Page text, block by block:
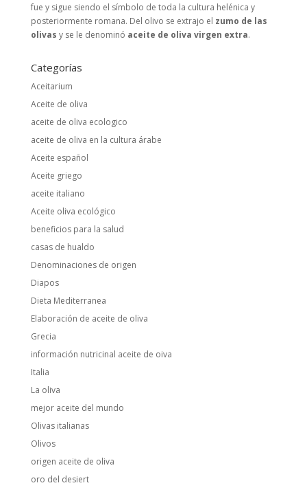
fue y sigue siendo el símbolo de toda la cultura helénica y
posteriormente romana. Del olivo se extrajo el zumo de las
olivas y se le denominó aceite de oliva virgen extra.
Categorías
Aceitarium
Aceite de oliva
aceite de oliva ecologico
aceite de oliva en la cultura árabe
Aceite español
Aceite griego
aceite italiano
Aceite oliva ecológico
beneficios para la salud
casas de hualdo
Denominaciones de origen
Diapos
Dieta Mediterranea
Elaboración de aceite de oliva
Grecia
información nutricinal aceite de oiva
Italia
La oliva
mejor aceite del mundo
Olivas italianas
Olivos
origen aceite de oliva
oro del desiert